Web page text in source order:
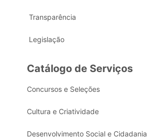
Transparência
Legislação
Catálogo de Serviços
Concursos e Seleções
Cultura e Criatividade
Desenvolvimento Social e Cidadania